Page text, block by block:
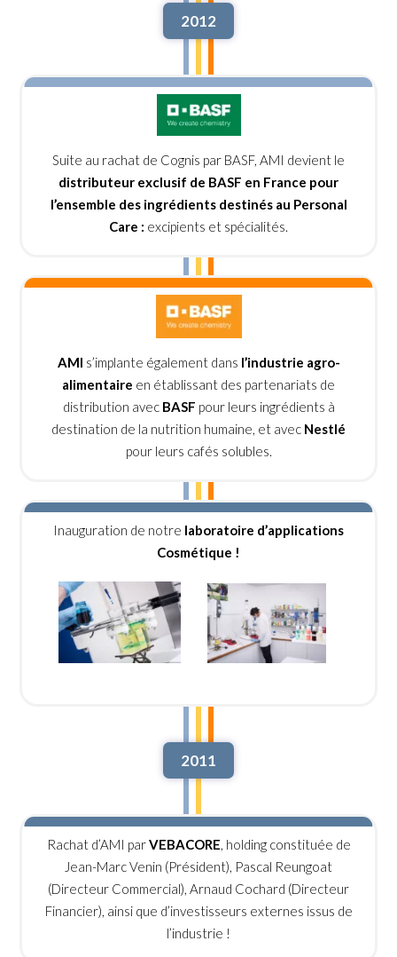
2012
Suite au rachat de Cognis par BASF, AMI devient le
distributeur exclusif de BASF en France pour
l’ensemble des ingrédients destinés au Personal
Care : excipients et spécialités.
AMI s’implante également dans l’industrie agro-
alimentaire en établissant des partenariats de
distribution avec BASF pour leurs ingrédients à
destination de la nutrition humaine, et avec Nestlé
pour leurs cafés solubles.
Inauguration de notre laboratoire d’applications
Cosmétique !
2011
Rachat d’AMI parVEBACORE , holding constituée de
Jean-Marc Venin (Président), Pascal Reungoat
(Directeur Commercial), Arnaud Cochard (Directeur
Financier), ainsi que d’investisseurs externes issus de
l’industrie !